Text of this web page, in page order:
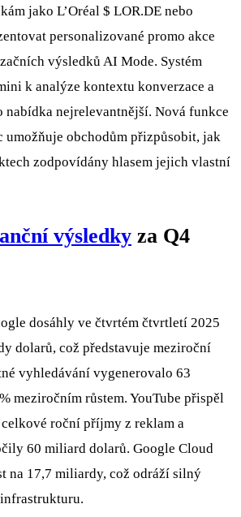
jako L’Oréal $ LOR.DE nebo
personalizované promo akce
výsledků AI Mode. Systém
k analýze kontextu konverzace a
nabídka nejrelevantnější. Nová funkce
umožňuje obchodům přizpůsobit, jak
zodpovídány hlasem jejich vlastní
výsledky za Q4
dosáhly ve čtvrtém čtvrtletí 2025
dolarů, což představuje meziroční
vyhledávání vygenerovalo 63
meziročním růstem. YouTube přispěl
roční příjmy z reklam a
60 miliard dolarů. Google Cloud
na 17,7 miliardy, což odráží silný